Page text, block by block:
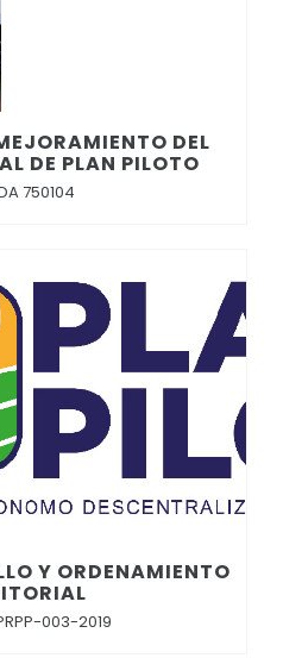
DEL
DE PLAN PILOTO
750104
Y ORDENAMIENTO
003-2019